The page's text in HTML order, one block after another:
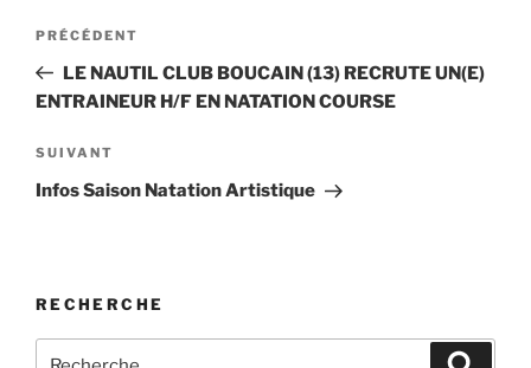
Navigation
l’article
Article
précédent
PRÉCÉDENT
LE NAUTIL CLUB BOUCAIN (13) RECRUTE UN(E)
ENTRAINEUR H/F EN NATATION COURSE
Article
suivant
SUIVANT
Infos Saison Natation Artistique
RECHERCHE